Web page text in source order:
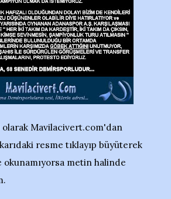
Mavilacivert.com'dan
resme tıklayıp büyüterek
okunamıyorsa metin halinde